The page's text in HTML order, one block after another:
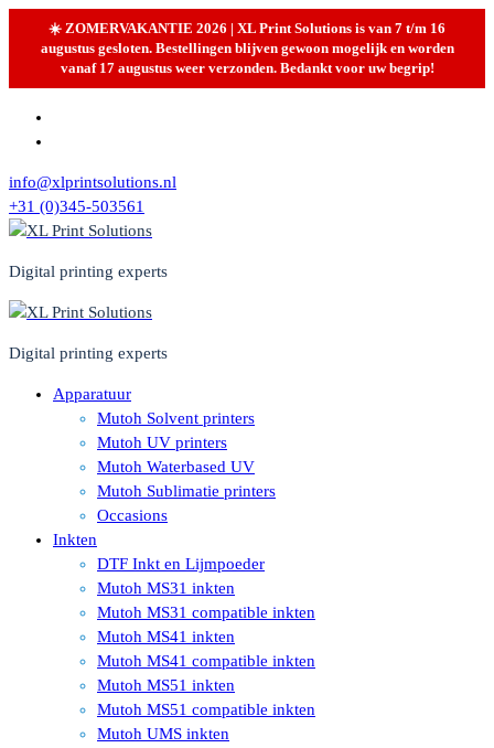
☀️ ZOMERVAKANTIE 2026 | XL Print Solutions is van 7 t/m 16
augustus gesloten. Bestellingen blijven gewoon mogelijk en worden
vanaf 17 augustus weer verzonden. Bedankt voor uw begrip!
Skip
info@xlprintsolutions.nl
+31 (0)345-503561
Digital printing experts
Digital printing experts
Apparatuur
Mutoh Solvent printers
Mutoh UV printers
Mutoh Waterbased UV
Mutoh Sublimatie printers
Occasions
Inkten
DTF Inkt en Lijmpoeder
Mutoh MS31 inkten
Mutoh MS31 compatible inkten
Mutoh MS41 inkten
Mutoh MS41 compatible inkten
Mutoh MS51 inkten
Mutoh MS51 compatible inkten
Mutoh UMS inkten